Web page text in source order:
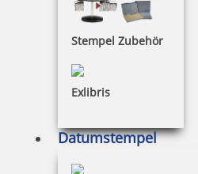
Stempel Zubehör
Exlibris
Datumstempel
52,66 €